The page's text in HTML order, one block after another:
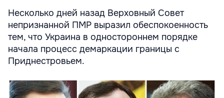
Несколько дней назад Верховный Совет
непризнанной ПМР выразил обеспокоенность
тем, что Украина в одностороннем порядке
начала процесс демаркации границы с
Приднестровьем.